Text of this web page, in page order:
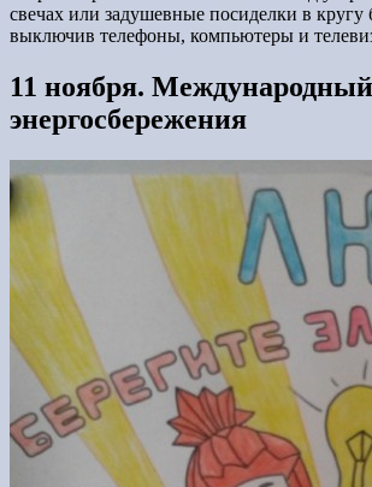
свечах или задушевные посиделки в кругу
выключив телефоны, компьютеры и
11 ноября.
энергосбережения